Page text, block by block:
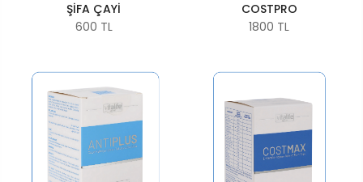
ŞİFA ÇAYİ
600 TL
COSTPRO
1800 TL